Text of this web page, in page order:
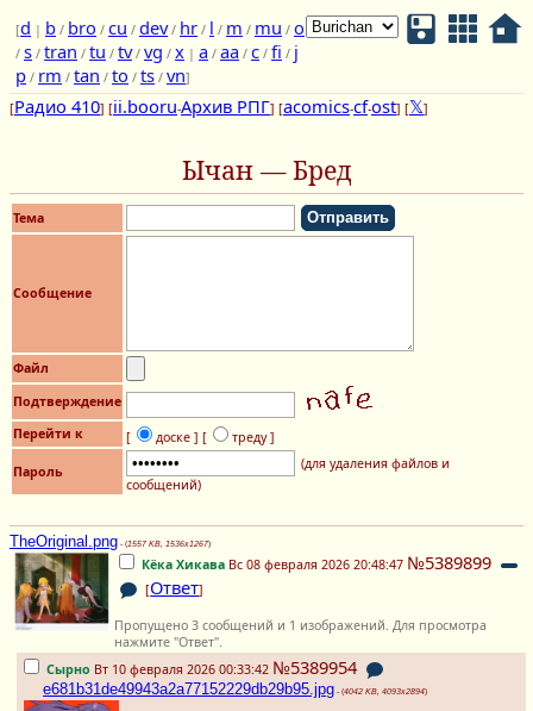
[d | b / bro / cu / dev/ hr / l / m / mu / o
/ s / tran / tu / tv/ vg / x | a / aa / c / fi / j
p / rm / tan / to / ts / vn]
[Радио 410] [ii.booru-Архив РПГ] [acomics-cf-ost] [𝕏]
Ычан — Бред
Тема
Сообщение
Файл
Подтверждение
Перейти к
[ доске ] [ треду ]
Пароль
(для удаления файлов и
сообщений)
TheOriginal.png - (1557 KB, 1536x1267)
Кёка Хикава Вс 08 февраля 2026 20:48:47 №5389899
[Ответ]
Пропущено 3 сообщений и 1 изображений. Для просмотра
нажмите "Ответ".
Сырно Вт 10 февраля 2026 00:33:42 №5389954
e681b31de49943a2a77152229db29b95.jpg - (4042 KB, 4093x2894)